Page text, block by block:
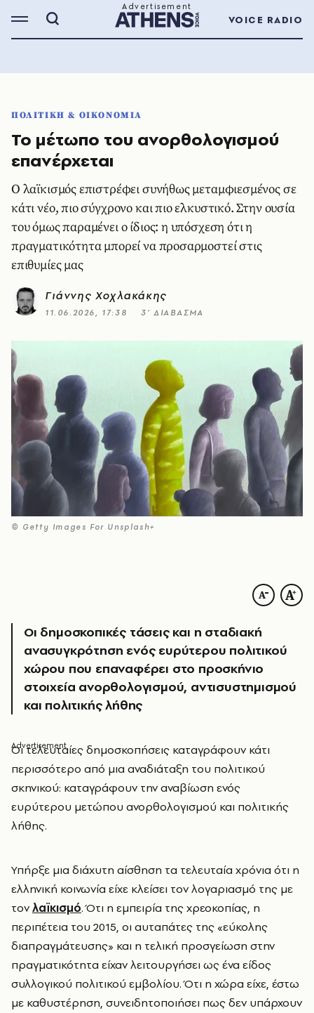
VOICE RADIO
ΠΟΛΙΤΙΚΗ & ΟΙΚΟΝΟΜΙΑ
Το μέτωπο του ανορθολογισμού
επανέρχεται
Ο λαϊκισμός επιστρέφει συνήθως μεταμφιεσμένος σε
κάτι νέο, πιο σύγχρονο και πιο ελκυστικό. Στην ουσία
του όμως παραμένει ο ίδιος: η υπόσχεση ότι η
πραγματικότητα μπορεί να προσαρμοστεί στις
επιθυμίες μας
Γιάννης Χοχλακάκης
11.06.2026, 17:38 3’ ΔΙΑΒΑΣΜΑ
© Getty Images For Unsplash+
Οι δημοσκοπικές τάσεις και η σταδιακή
ανασυγκρότηση ενός ευρύτερου πολιτικού
χώρου που επαναφέρει στο προσκήνιο
στοιχεία ανορθολογισμού, αντισυστημισμού
και πολιτικής λήθης
Οι τελευταίες δημοσκοπήσεις καταγράφουν κάτι
περισσότερο από μια αναδιάταξη του πολιτικού
σκηνικού: καταγράφουν την αναβίωση ενός
ευρύτερου μετώπου ανορθολογισμού και πολιτικής
λήθης.
Υπήρξε μια διάχυτη αίσθηση τα τελευταία χρόνια ότι η
ελληνική κοινωνία είχε κλείσει τον λογαριασμό της με
τονλαϊκισμό. Ότι η εμπειρία της χρεοκοπίας, η
περιπέτεια του 2015, οι αυταπάτες της «εύκολης
διαπραγμάτευσης» και η τελική προσγείωση στην
πραγματικότητα είχαν λειτουργήσει ως ένα είδος
συλλογικού πολιτικού εμβολίου. Ότι η χώρα είχε, έστω
με καθυστέρηση, συνειδητοποιήσει πως δεν υπάρχουν